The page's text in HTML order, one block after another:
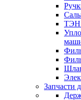
ТЭН
Запчасти